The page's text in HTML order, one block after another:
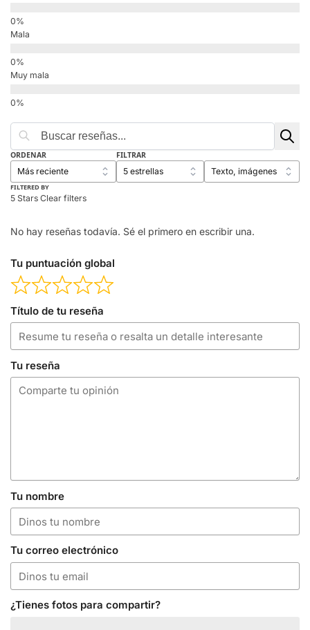
Mala
Muy mala
ORDENAR FILTRAR
FILTERED BY
5 Stars Clear filters
No hay reseñas todavía. Sé el primero en escribir una.
Tu puntuación global
Título de tu reseña
Tu reseña
Tu nombre
Tu correo electrónico
¿Tienes fotos para compartir?